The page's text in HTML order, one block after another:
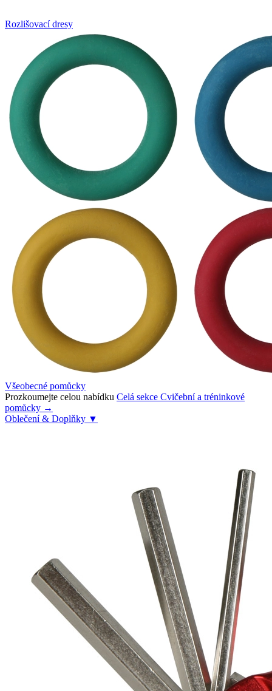
Rozlišovací dresy
Všeobecné pomůcky
Prozkoumejte celou nabídku Celá sekce Cvičební a tréninkové
pomůcky →
Oblečení & Doplňky ▼